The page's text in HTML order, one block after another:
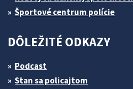
Športové centrum polície
DÔLEŽITÉ ODKAZY
Podcast
Stan sa policajtom